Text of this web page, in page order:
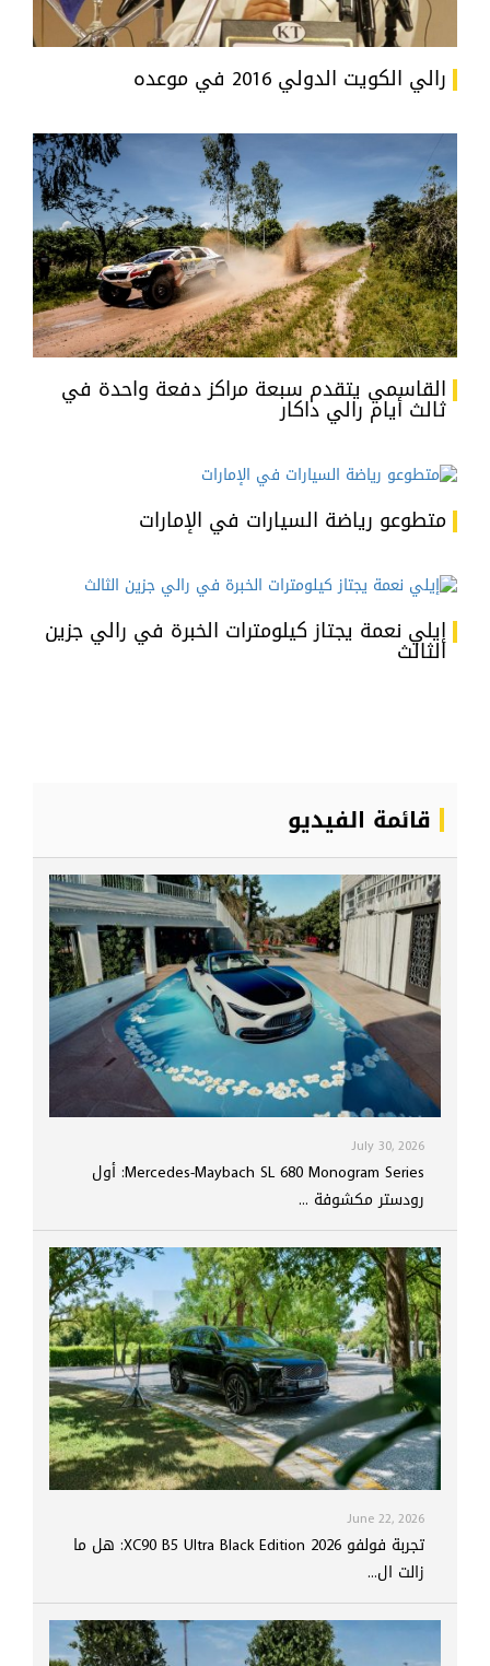
رالي الكويت الدولي 2016 في موعده
القاسمي يتقدم سبعة مراكز دفعة واحدة في
ثالث أيام رالي داكار
متطوعو رياضة السيارات في الإمارات
إيلي نعمة يجتاز كيلومترات الخبرة في رالي جزين
الثالث
قائمة الفيديو
July 30, 2026
Mercedes-Maybach SL 680 Monogram Series: أول
رودستر مكشوفة ...
June 22, 2026
تجربة فولفو XC90 B5 Ultra Black Edition 2026: هل ما
زالت ال...